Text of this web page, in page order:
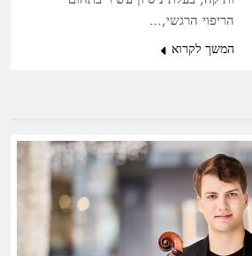
הריפוי הרגשי,…
המשך לקרוא